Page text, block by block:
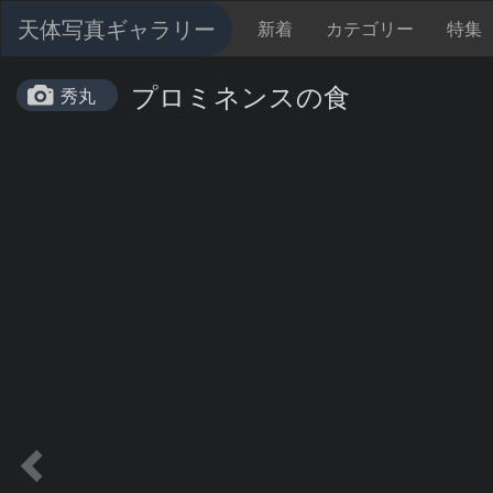
天体写真ギャラリー 新着 カテゴリー 特集
秀丸 プロミネンスの食